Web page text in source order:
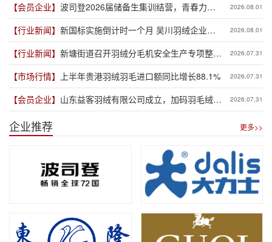
【会员企业】 波司登2026届储备生集训结营，青春力量
赋能品牌新程
2026.08.01
【行业新闻】 新国标实施倒计时一个月 吴川羽绒企业集
体“抢跑”新规
2026.08.01
【行业新闻】 新塘街道召开羽绒分毛机安全生产专项整治
推进会
2026.07.31
【市场行情】 上半年贵港羽绒羽毛进口额同比增长88.1% 2026.07.31
【会员企业】 山东益客羽绒有限公司成立，加码羽毛绒制
品全产业链布局
2026.07.31
企业推荐 更多>>